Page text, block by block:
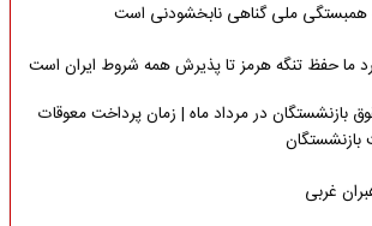
همبستگی ملی گناهی نابخشودنی است
ما حفظ تنگه هرمز تا پذیرش همه شروط ایران است
بازنشستگان در مرداد ماه | زمان پرداخت معوقات
بازنشستگان
غربی